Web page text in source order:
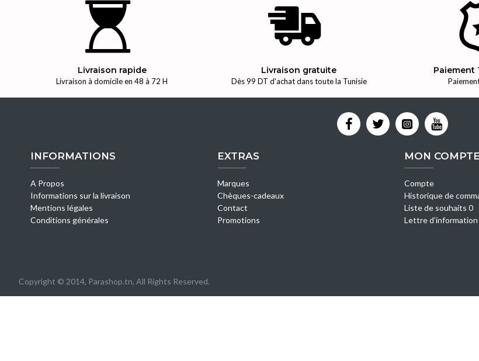
Livraison rapide
Livraison à domicile en 48 à 72 H
Livraison gratuite
Dès 99 DT d'achat dans toute la Tunisie
Paiement
INFORMATIONS
A Propos
Informations sur la livraison
Mentions légales
Conditions générales
EXTRAS
Marques
Chèques-cadeaux
Contact
Promotions
MON COMPTE
Compte
Historique de
Liste de souhaits 0
Lettre d’information
Copyright © 2014, Parashop.tn, All Rights Reserved.